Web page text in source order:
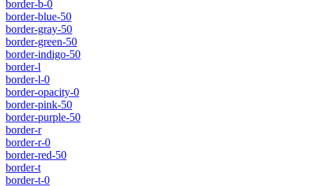
border-b-0
border-blue-50
border-gray-50
border-green-50
border-indigo-50
border-l
border-l-0
border-opacity-0
border-pink-50
border-purple-50
border-r
border-r-0
border-red-50
border-t
border-t-0